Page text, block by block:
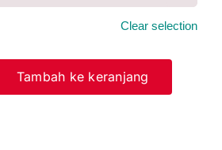
Clear selection
Tambah ke keranjang